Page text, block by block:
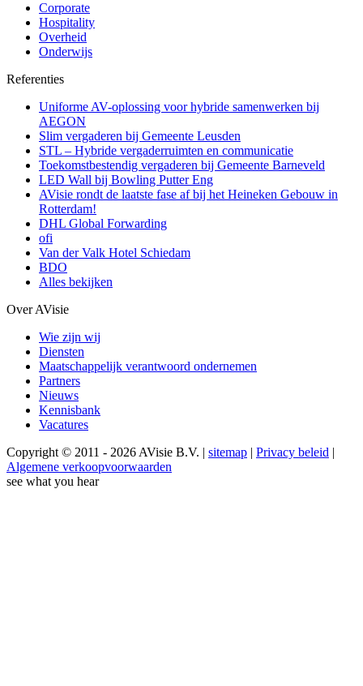
Corporate
Hospitality
Overheid
Onderwijs
Referenties
Uniforme AV-oplossing voor hybride samenwerken bij
AEGON
Slim vergaderen bij Gemeente Leusden
STL – Hybride vergaderruimten en communicatie
Toekomstbestendig vergaderen bij Gemeente Barneveld
LED Wall bij Bowling Putter Eng
AVisie rondt de laatste fase af bij het Heineken Gebouw in
Rotterdam!
DHL Global Forwarding
ofi
Van der Valk Hotel Schiedam
BDO
Alles bekijken
Over AVisie
Wie zijn wij
Diensten
Maatschappelijk verantwoord ondernemen
Partners
Nieuws
Kennisbank
Vacatures
Copyright © 2011 - 2026 AVisie B.V. | sitemap Privacy beleid
Algemene verkoopvoorwaarden
see what you hear